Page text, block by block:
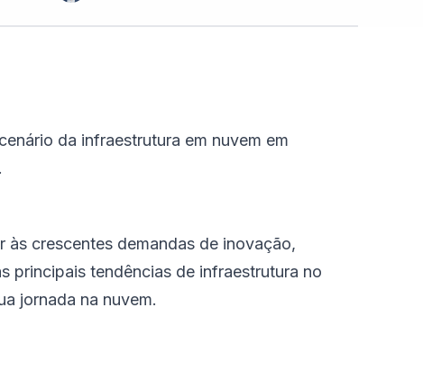
da infraestrutura em nuvem em
crescentes demandas de inovação,
principais tendências de infraestrutura no
jornada na nuvem.